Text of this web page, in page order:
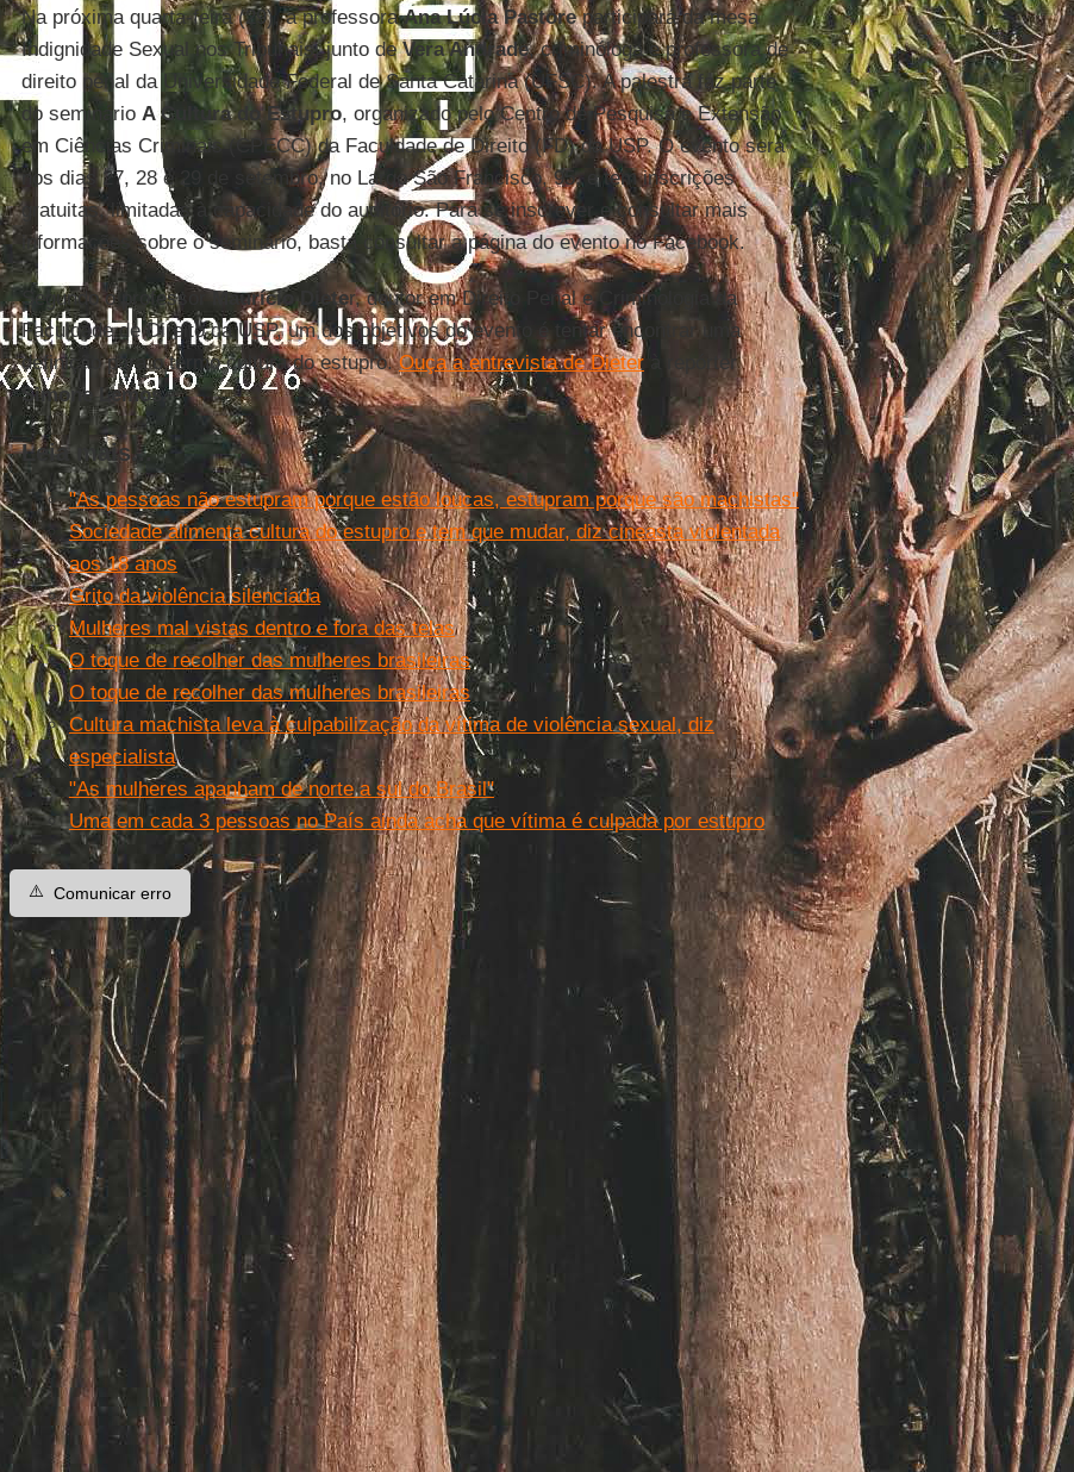
Na próxima quarta-feira (29), a professoraAna Lúcia Pastoreparticipará da mesa
Indignidade Sexual nos Tribunais, junto deVera Andrade, criminóloga e professora de
direito penal da Universidade Federal de Santa Catarina (UFSC). A palestra faz parte
do seminário A Cultura do Estupro, organizado pelo Centro de Pesquisa e Extensão
em Ciências Criminais (CPECC) da Faculdade de Direito (FD) da USP. O evento será
nos dias 27, 28 e 29 de setembro, no Largo São Francisco, 95, e tem inscrições
gratuitas, limitadas à capacidade do auditório. Para se inscrever e consultar mais
informações sobre o seminário, basta consultar a página do evento no Facebook.
Segundo o professorMaurício Dieter, doutor em Direito Penal e Criminologia da
Faculdade de Direito da USP, um dos objetivos do evento é tentar encontrar uma
definição para o termo cultura do estupro.Ouça a entrevista de Dieterà repórter
Simone Lemos.
Leia mais...
"As pessoas não estupram porque estão loucas, estupram porque são machistas"
Sociedade alimenta cultura do estupro e tem que mudar, diz cineasta violentada
aos 18 anos
Grito da violência silenciada
Mulheres mal vistas dentro e fora das telas
O toque de recolher das mulheres brasileiras
O toque de recolher das mulheres brasileiras
Cultura machista leva à culpabilização da vítima de violência sexual, diz
especialista
"As mulheres apanham de norte a sul do Brasil"
Uma em cada 3 pessoas no País ainda acha que vítima é culpada por estupro
⚠️ Comunicar erro